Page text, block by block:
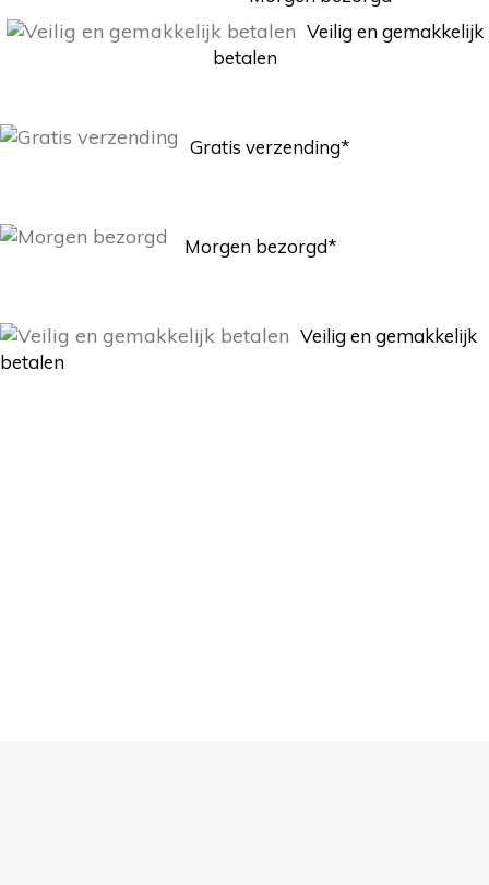
Veilig en gemakkelijk
betalen
Gratis verzending*
Morgen bezorgd*
Veilig en gemakkelijk
betalen